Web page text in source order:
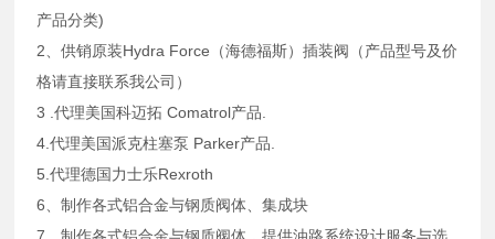
产品分类)
2、供销原装Hydra Force（海德福斯）插装阀（产品型号及价
格请直接联系我公司）
3 .代理美国科迈拓 Comatrol产品.
4.代理美国派克柱塞泵 Parker产品.
5.代理德国力士乐Rexroth
6、制作各式铝合金与钢质阀体、集成块